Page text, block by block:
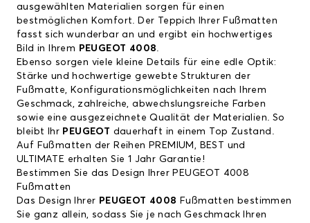
ausgewählten Materialien sorgen für einen
bestmöglichen Komfort. Der Teppich Ihrer Fußmatten
fasst sich wunderbar an und ergibt ein hochwertiges
Bild in Ihrem PEUGEOT 4008.
Ebenso sorgen viele kleine Details für eine edle Optik:
Stärke und hochwertige gewebte Strukturen der
Fußmatte, Konfigurationsmöglichkeiten nach Ihrem
Geschmack, zahlreiche, abwechslungsreiche Farben
sowie eine ausgezeichnete Qualität der Materialien. So
bleibt Ihr PEUGEOT dauerhaft in einem Top Zustand.
Auf Fußmatten der Reihen PREMIUM, BEST und
ULTIMATE erhalten Sie 1 Jahr Garantie!
Bestimmen Sie das Design Ihrer PEUGEOT 4008
Fußmatten
Das Design Ihrer PEUGEOT 4008 Fußmatten bestimmen
Sie ganz allein, sodass Sie je nach Geschmack Ihren